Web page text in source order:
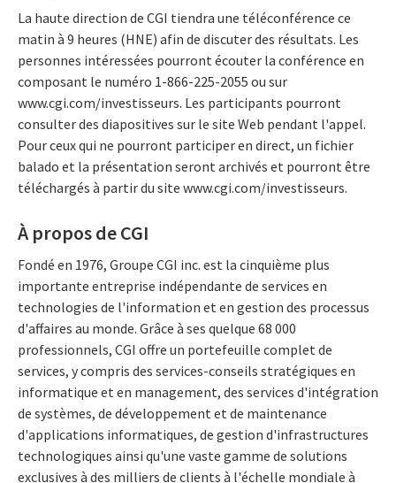
La haute direction de CGI tiendra une téléconférence ce
matin à 9 heures (HNE) afin de discuter des résultats. Les
personnes intéressées pourront écouter la conférence en
composant le numéro 1-866-225-2055 ou sur
www.cgi.com/investisseurs. Les participants pourront
consulter des diapositives sur le site Web pendant l'appel.
Pour ceux qui ne pourront participer en direct, un fichier
balado et la présentation seront archivés et pourront être
téléchargés à partir du site www.cgi.com/investisseurs.
À propos de CGI
Fondé en 1976, Groupe CGI inc. est la cinquième plus
importante entreprise indépendante de services en
technologies de l'information et en gestion des processus
d'affaires au monde. Grâce à ses quelque 68 000
professionnels, CGI offre un portefeuille complet de
services, y compris des services-conseils stratégiques en
informatique et en management, des services d'intégration
de systèmes, de développement et de maintenance
d'applications informatiques, de gestion d'infrastructures
technologiques ainsi qu'une vaste gamme de solutions
exclusives à des milliers de clients à l'échelle mondiale à